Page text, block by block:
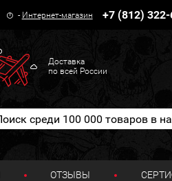
- Интернет-магазин +7 (812)
Доставка
по всей России
ОТЗЫВЫ